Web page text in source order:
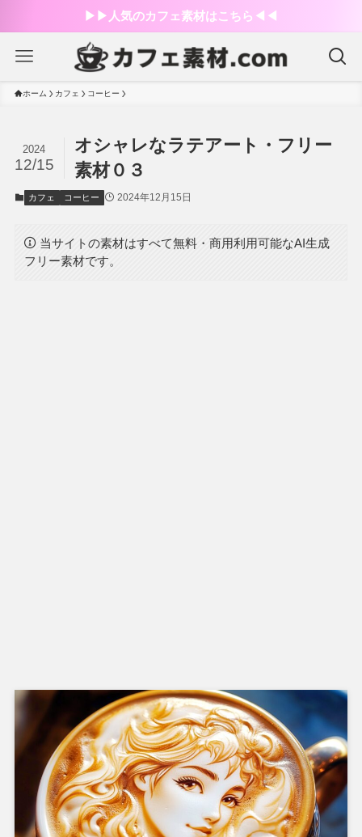
▶︎▶︎人気のカフェ素材はこちら◀︎◀︎
ホーム カフェ コーヒー
オシャレなラテアート・フリー
素材０３
2024
12/15
カフェ コーヒー 2024年12月15日
当サイトの素材はすべて無料・商用利用可能なAI生成
フリー素材です。